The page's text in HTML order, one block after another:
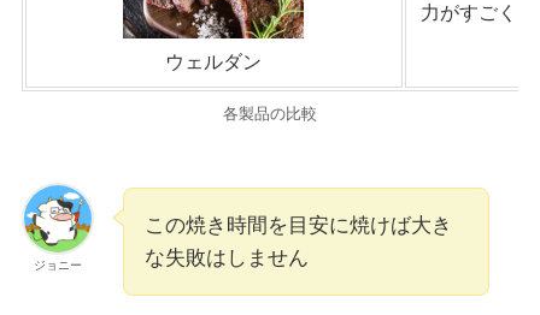
ウェルダン
力がすごく
各製品の比較
ジョニー
この焼き時間を目安に焼けば大き
な失敗はしません